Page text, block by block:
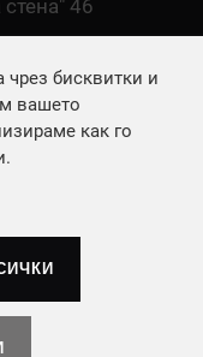
46
ЕООД
бисквитки и
вашето
как го